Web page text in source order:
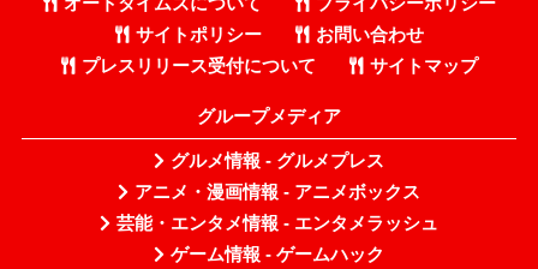
オートタイムズについて
プライバシーポリシー
サイトポリシー
お問い合わせ
プレスリリース受付について
サイトマップ
グループメディア
グルメ情報 - グルメプレス
アニメ・漫画情報 - アニメボックス
芸能・エンタメ情報 - エンタメラッシュ
ゲーム情報 - ゲームハック